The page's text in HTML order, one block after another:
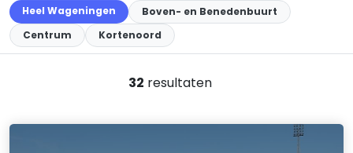
Heel Wageningen
Boven- en Benedenbuurt
Centrum
Kortenoord
32 resultaten